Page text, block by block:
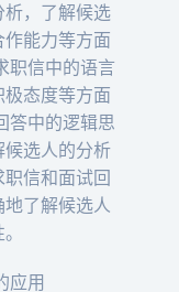
，了解候选
能力等方面
职信中的语言
态度等方面
答中的逻辑思
选人的分析
信和面试回
了解候选人
应用